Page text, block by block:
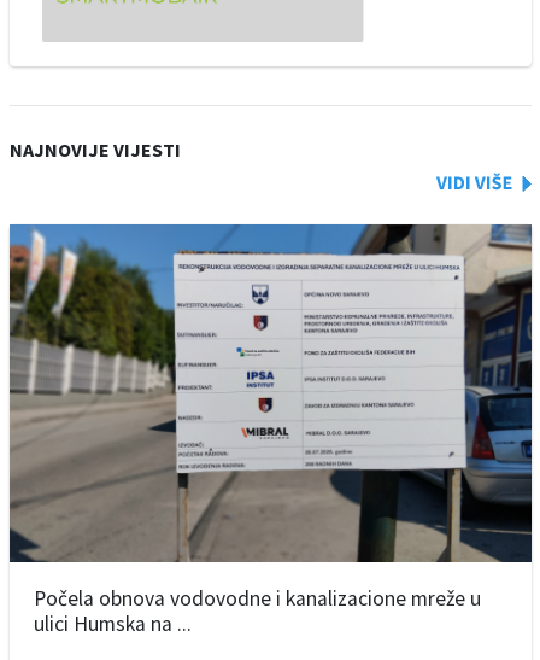
NAJNOVIJE VIJESTI
Počela obnova vodovodne i kanalizacione mreže u
ulici Humska na ...